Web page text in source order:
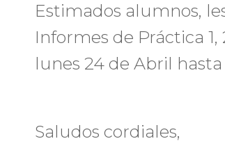
Estimados alumnos,
Informes de Práctica
lunes 24 de Abril hasta
Saludos cordiales,